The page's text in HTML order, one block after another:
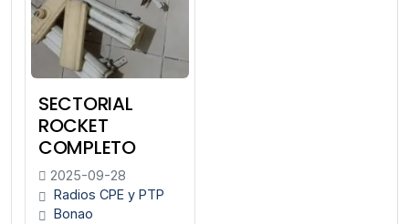
SECTORIAL
ROCKET
COMPLETO
2025-09-28
Radios CPE y PTP
Bonao